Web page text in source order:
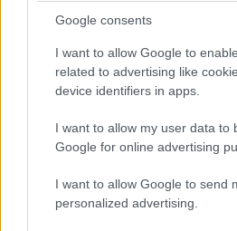
Google consents
I want to allow Google to
related to advertising like
device identifiers in apps.
I want to allow my user data to
Google for online advertising
I want to allow Google to send
personalized advertising.
ΕΛΛΑΔΑ06·08·2026 21:47
Τραγωδία στα Μάλια: «Ο
– Τι λένε μάρτυρες για τη
που πνίγηκε προσπαθώντας